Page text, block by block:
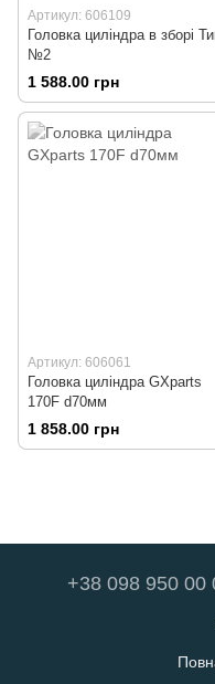
Артикул: 606109
Головка циліндра в зборі
№2
1 588.00 грн
Артикул: 606061
Головка циліндра GXparts
170F d70мм
1 858.00 грн
+38 098 950 00